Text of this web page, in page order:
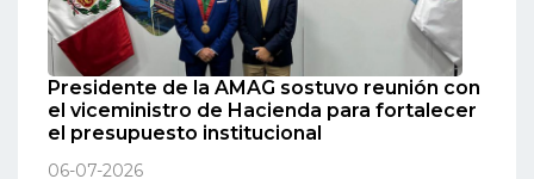
Presidente de la AMAG sostuvo reunión con
el viceministro de Hacienda para fortalecer
el presupuesto institucional
06-07-2026